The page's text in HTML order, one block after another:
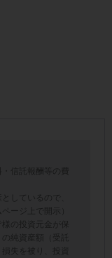
信託報酬等の費
しているので、
ージ上で開示）
の投資元金が保
純資産額（受託
失を被り、投資